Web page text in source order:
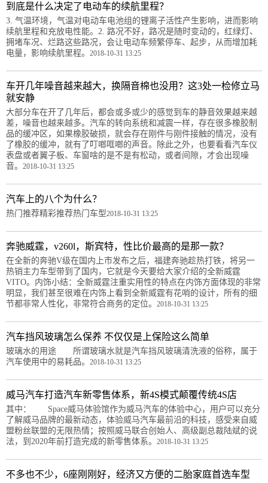
到底是什么决定了电动车的续航里程？
3. 气温环境，气温对电动车电池组的锂离子活性产生影响，进而影响
续航里程和充放电性能。2. 路况不好，路况是随时变动的，红绿灯、
拥堵车况、烂路这些路况，会让电动车频繁停车、起步，从而增加耗
电量，影响续航里程。 2018-10-31 13:25
车开几年噪音越来越大，换隔音棉也没用？这3处一检修立马
就安静
大部分车在开了几年后，都会或多或少的感觉到车的静音效果越来越
差，噪音也越来越多。汽车的转向系统和减震一样，存在很多橡胶制
品的缓冲区，如果橡胶破损，就会存在刚件与刚件接触的情况，没有
了橡胶的缓冲，就有了叮啷哐啷的声音。除此之外，也要看看汽车仪
表盘或者翼子板、车窗啥的是不是有松动，或者间隙，才会出现噪
音。 2018-10-31 13:25
汽车上的八个为什么？
热门推荐精彩推荐热门车型2018-10-31 13:25
奔驰威霆，v260l，斯宾特，性比价最高的是那一款？
在全新的奔驰V级在国内上市发布之后，福建奔驰趁热打铁，将另一
热销主力车型带到了国内，它就是今天要给大家介绍的全新威霆
VITO。内饰小结：全新威霆注重实用性的特点在内饰方面体现的非常
明显，我们甚至很难在内饰上看到全新威霆有花哨的设计，所有的细
节都非常人性化，非常符合商务的定位。 2018-10-31 13:25
汽车挡风玻璃怎么保养 不仅仅是上保险这么简单
玻璃水的用途 所谓玻璃水就是汽车挡风玻璃清洗液的俗称，属于
汽车使用中的易耗品。 2018-10-31 13:25
威马汽车打造汽车新零售体系，新4S模式颠覆传统4S店
其中： Space威马体验馆作为威马汽车的体验中心，用户可以充分
了解威马品牌的最新动态，体验威马汽车最前沿的科技，感受来自威
盟粉丝联盟的无限热情；按照威马联合创始人、高级副总裁陆斌的说
法，到2020年前打造完成的新零售体系。 2018-10-31 13:25
不多也不少，6座刚刚好，经济又方便的二胎家庭首选车型